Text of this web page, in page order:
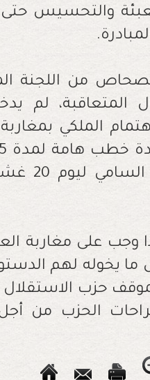
والتحسيس
من اللجنة
المتعاقبة، لم
الملكي
على مغاربة
ما يخوله لهم
حزب
الحزب من